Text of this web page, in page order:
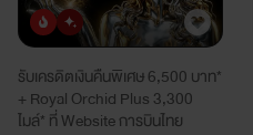
ยอดนิยมมาใหม่
รับเครดิตเงินคืนพิเศษ 6,500 บาท*
+ Royal Orchid Plus 3,300
ไมล์* ที่ Website การบินไทย